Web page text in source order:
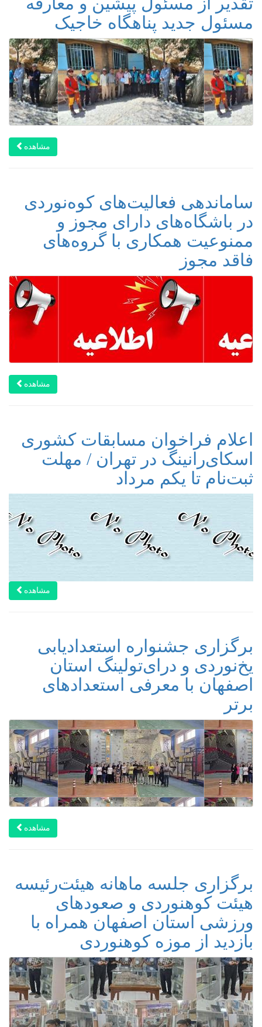
مسئول جدید پناهگاه خاجیک
مشاهده
ساماندهی فعالیت‌های کوه‌نوردی
در باشگاه‌های دارای مجوز و
ممنوعیت همکاری با گروه‌های
فاقد مجوز
مشاهده
اعلام فراخوان مسابقات کشوری
اسکای‌رانینگ در تهران / مهلت
ثبت‌نام تا یکم مرداد
مشاهده
برگزاری جشنواره استعدادیابی
یخ‌نوردی و درای‌تولینگ استان
اصفهان با معرفی استعدادهای
برتر
مشاهده
برگزاری جلسه ماهانه هیئت‌رئیسه
هیئت کوهنوردی و صعودهای
ورزشی استان اصفهان همراه با
بازدید از موزه کوهنوردی